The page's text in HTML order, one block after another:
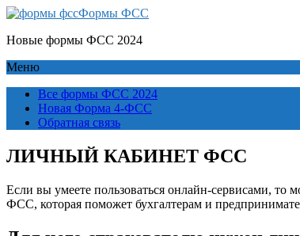
Формы ФСС
Новые формы ФСС 2024
Меню
Все формы ФСС 2024
Новая Форма 4-ФСС
Обратная связь
ЛИЧНЫЙ КАБИНЕТ ФСС
Если вы умеете пользоваться онлайн-сервисами, то
ФСС, которая поможет бухгалтерам и